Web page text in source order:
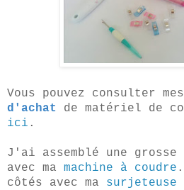
Vous pouvez consulter mes
d'achat
de matériel de
ici .
J'ai assemblé une
avec ma machine à coudre .
côtés avec ma surjeteuse